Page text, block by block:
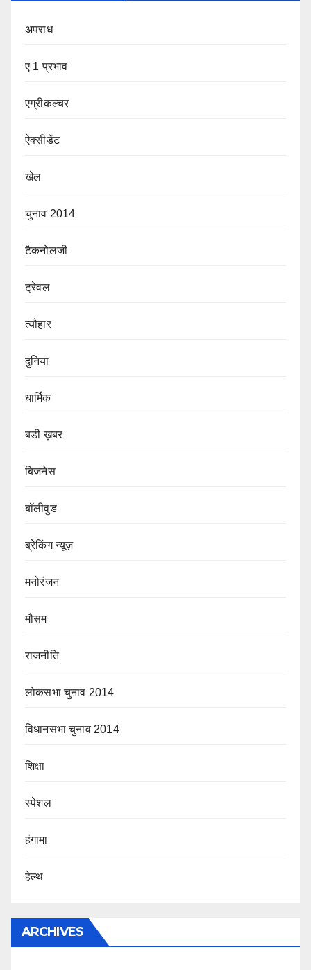
अपराध
ए 1 प्रभाव
एग्रीकल्चर
ऐक्सीडेंट
खेल
चुनाव 2014
टैकनोलजी
ट्रेवल
त्यौहार
दुनिया
धार्मिक
बडी ख़बर
बिजनेस
बॉलीवुड
ब्रेकिंग न्यूज़
मनोरंजन
मौसम
राजनीति
लोकसभा चुनाव 2014
विधानसभा चुनाव 2014
शिक्षा
स्पेशल
हंगामा
हेल्थ
ARCHIVES